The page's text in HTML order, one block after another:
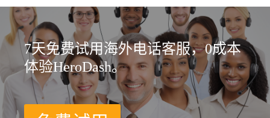
7天免费试用海外电话客服，0成本
体验HeroDash。